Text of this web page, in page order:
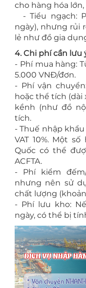
cho hàng hóa
- Tiểu ngạch:
ngày), nhưng rủi
lẻ như đồ gia
4. Chi phí cần lưu
- Phí mua hàng:
5.000 VNĐ/đơn.
- Phí vận
hoặc thể tích (dài
kềnh (như đồ
tích.
- Thuế nhập
VAT 10%. Một
Quốc có thể
ACFTA.
- Phí kiểm
nhưng nên sử
chất lượng
- Phí lưu kho:
ngày, có thể bị